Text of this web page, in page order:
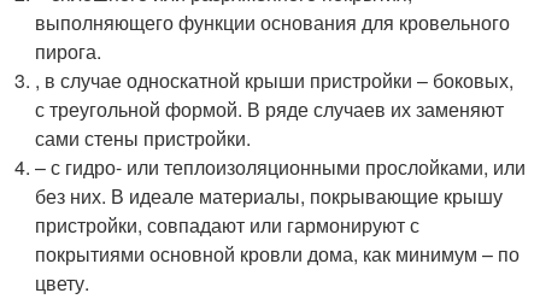
выполняющего функции основания для кровельного
пирога.
, в случае односкатной крыши пристройки – боковых,
с треугольной формой. В ряде случаев их заменяют
сами стены пристройки.
– с гидро- или теплоизоляционными прослойками, или
без них. В идеале материалы, покрывающие крышу
пристройки, совпадают или гармонируют с
покрытиями основной кровли дома, как минимум – по
цвету.